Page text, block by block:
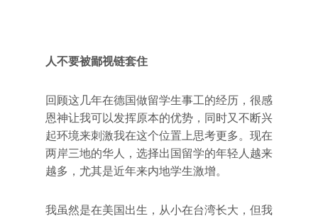
人不要被鄙视链套住
回顾这几年在德国做留学生事工的经历，很感
恩神让我可以发挥原本的优势，同时又不断兴
起环境来刺激我在这个位置上思考更多。现在
两岸三地的华人，选择出国留学的年轻人越来
越多，尤其是近年来内地学生激增。
我虽然是在美国出生，从小在台湾长大，但我